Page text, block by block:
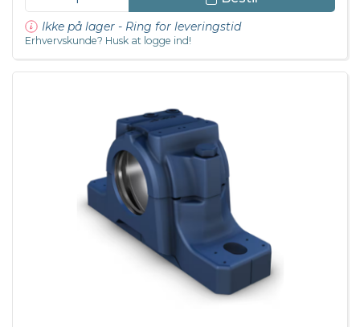
Ikke på lager - Ring for leveringstid
Erhvervskunde? Husk at logge ind!